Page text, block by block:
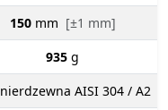
150 mm [±1 mm]
935 g
AISI 304 / A2